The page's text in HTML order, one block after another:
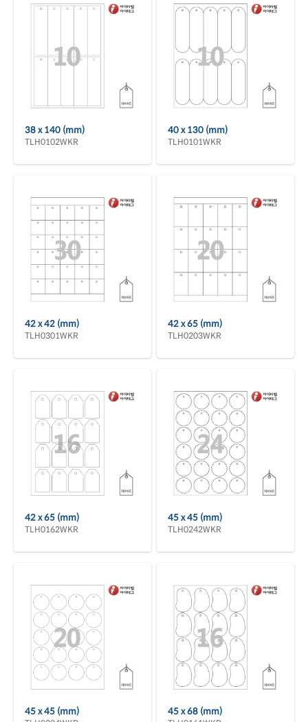
38 x 140 (mm)
TLH0102WKR
40 x 130 (mm)
TLH0101WKR
42 x 42 (mm)
TLH0301WKR
42 x 65 (mm)
TLH0203WKR
42 x 65 (mm)
TLH0162WKR
45 x 45 (mm)
TLH0242WKR
45 x 45 (mm) 45 x 68 (mm)